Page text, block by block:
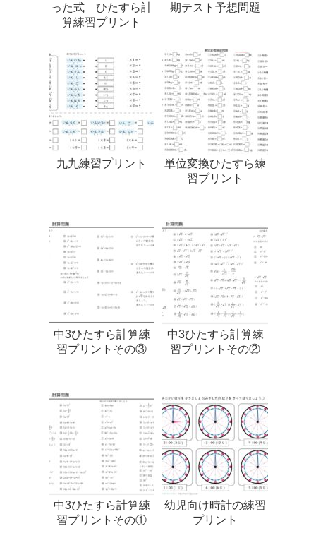
った式 ひたすら計
算練習プリント
期テスト予想問題
九九練習プリント
単位変換ひたすら練
習プリント
中3ひたすら計算練
習プリントその③
中3ひたすら計算練
習プリントその②
中3ひたすら計算練
習プリントその①
幼児向け時計の練習
プリント